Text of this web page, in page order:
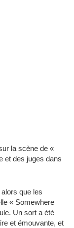
la scène de «
et des juges dans
que les
« Somewhere
Un sort a été
et émouvante, et